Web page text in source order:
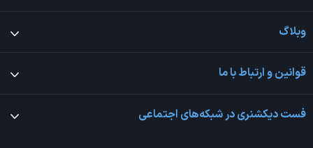
وبلاگ
قوانین و ارتباط با ما
فست دیکشنری در شبکه‌های اجتماعی